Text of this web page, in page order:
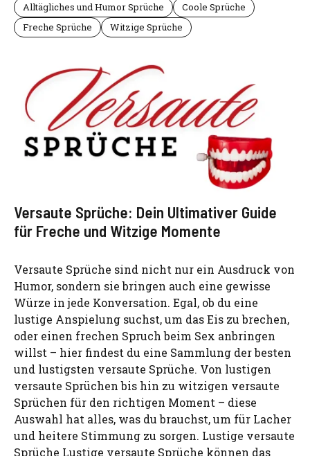
Alltägliches und Humor Sprüche
Coole Sprüche
Freche Sprüche
Witzige Sprüche
Versaute Sprüche: Dein Ultimativer Guide
für Freche und Witzige Momente
Versaute Sprüche sind nicht nur ein Ausdruck von
Humor, sondern sie bringen auch eine gewisse
Würze in jede Konversation. Egal, ob du eine
lustige Anspielung suchst, um das Eis zu brechen,
oder einen frechen Spruch beim Sex anbringen
willst – hier findest du eine Sammlung der besten
und lustigsten versaute Sprüche. Von lustigen
versaute Sprüchen bis hin zu witzigen versaute
Sprüchen für den richtigen Moment – diese
Auswahl hat alles, was du brauchst, um für Lacher
und heitere Stimmung zu sorgen. Lustige versaute
Sprüche Lustige versaute Sprüche können das